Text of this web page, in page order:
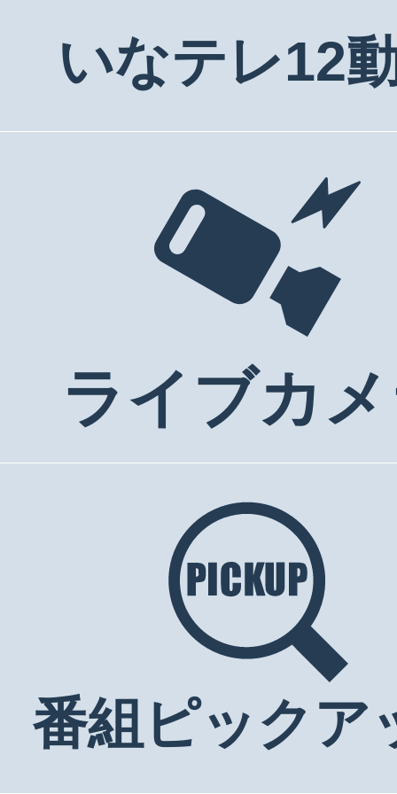
いなテレ12
ライブカ
番組ピックア